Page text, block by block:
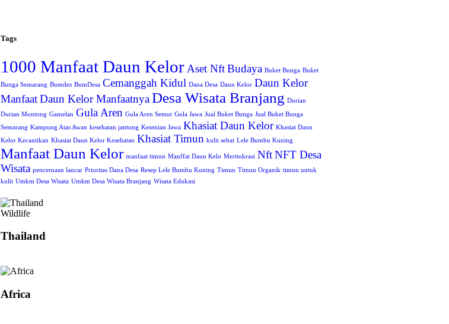
Tags
1000 Manfaat Daun Kelor Aset NftBudaya Buket Bunga Buket
Bunga Semarang Bumdes BumDesa Cemanggah Kidul Dana Desa Daun Kelor Daun Kelor
ManfaatDaun Kelor ManfaatnyaDesa Wisata Branjang Durian
Durian Montong Gamelan Gula Aren Gula Aren Semut Gula Jawa Jual Buket Bunga Jual Buket Bunga
Semarang Kampung Atas Awan kesehatan jantung Kesenian Jawa Khasiat Daun Kelor Khasiat Daun
Kelor Kecantikan Khasiat Daun Kelor Kesehatan Khasiat Timun kulit sehat Lele Bumbu Kuning
Manfaat Daun Kelor manfaat timun Manffat Daun Kelo Meritokrasi NftNFT Desa
Wisata pencernaan lancar Prioritas Dana Desa Resep Lele Bumbu Kuning Timun Timun Organik timun untuk
kulit Umkm Desa Wisata Umkm Desa Wisata Branjang Wisata Edukasi
Wildlife
Thailand
Africa